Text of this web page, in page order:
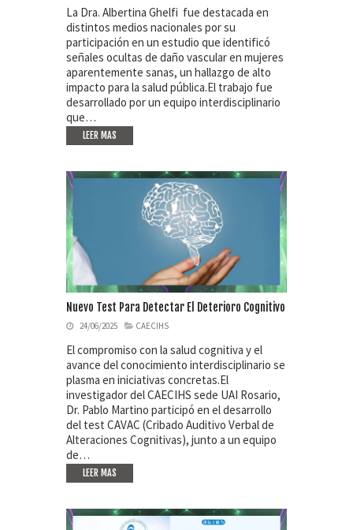
La Dra. Albertina Ghelfi fue destacada en
distintos medios nacionales por su
participación en un estudio que identificó
señales ocultas de daño vascular en mujeres
aparentemente sanas, un hallazgo de alto
impacto para la salud pública.El trabajo fue
desarrollado por un equipo interdisciplinario
que…
LEER MAS
Nuevo Test Para Detectar El Deterioro Cognitivo
24/06/2025 CAECIHS
El compromiso con la salud cognitiva y el
avance del conocimiento interdisciplinario se
plasma en iniciativas concretas.El
investigador del CAECIHS sede UAI Rosario,
Dr. Pablo Martino participó en el desarrollo
del test CAVAC (Cribado Auditivo Verbal de
Alteraciones Cognitivas), junto a un equipo
de…
LEER MAS